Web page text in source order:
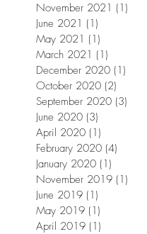
November 2021 (1)
June 2021 (1)
May 2021 (1)
March 2021 (1)
December 2020 (1)
October 2020 (2)
September 2020 (3)
June 2020 (3)
April 2020 (1)
February 2020 (4)
January 2020 (1)
November 2019 (1)
June 2019 (1)
May 2019 (1)
April 2019 (1)